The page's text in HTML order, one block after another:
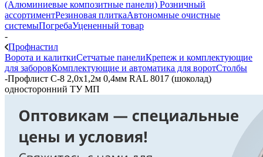
(Алюминиевые композитные панели) Розничный
ассортиментРезиновая плиткаАвтономные очистные
системыПогребаУцененный товар
-
Профнастил
Ворота и калиткиСетчатые панелиКрепеж и комплектующие
для заборовКомплектующие и автоматика для воротСтолбы
-Профлист С-8 2,0х1,2м 0,4мм RAL 8017 (шоколад)
односторонний ТУ МП